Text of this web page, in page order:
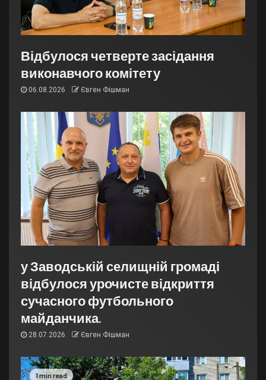
Відбулося четверте засідання
виконавчого комітету
06.08.2026 Євген Фішман
у Заводській селищній громаді
відбулося урочисте відкриття
сучасного футбольного
майданчика.
28.07.2026 Євген Фішман
1 min read